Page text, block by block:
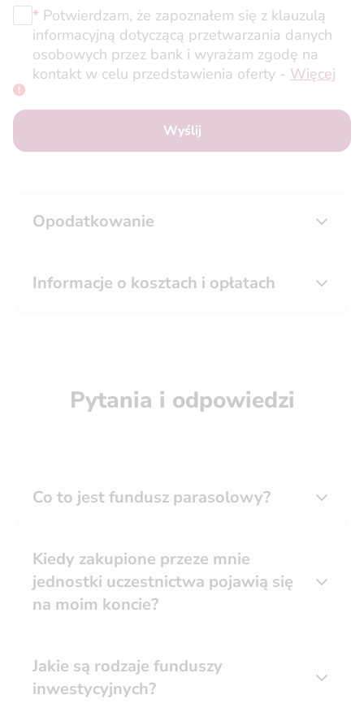
* Potwierdzam, że zapoznałem się z klauzulą
informacyjną dotyczącą przetwarzania danych
osobowych przez bank i wyrażam zgodę na
kontakt w celu przedstawienia oferty - Więcej
Wyślij
Opodatkowanie
Informacje o kosztach i opłatach
Pytania i odpowiedzi
Co to jest fundusz parasolowy?
Kiedy zakupione przeze mnie
jednostki uczestnictwa pojawią się
na moim koncie?
Jakie są rodzaje funduszy
inwestycyjnych?